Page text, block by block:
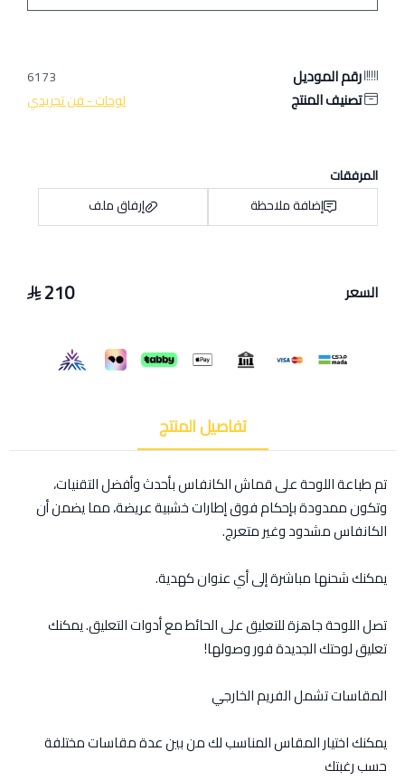
رقم الموديل 6173
تصنيف المنتج لوحات - فن تجريدي
المرفقات
إضافة ملاحظة
إرفاق ملف
السعر 210
تفاصيل المنتج
تم طباعة اللوحة على قماش الكانفاس بأحدث وأفضل التقنيات،
وتكون ممدودة بإحكام فوق إطارات خشبية عريضة، مما يضمن أن
الكانفاس مشدود وغير متعرج.
يمكنك شحنها مباشرة إلى أي عنوان كهدية.
تصل اللوحة جاهزة للتعليق على الحائط مع أدوات التعليق. يمكنك
تعليق لوحتك الجديدة فور وصولها!
المقاسات تشمل الفريم الخارجي
يمكنك اختيار المقاس المناسب لك من بين عدة مقاسات مختلفة
حسب رغبتك